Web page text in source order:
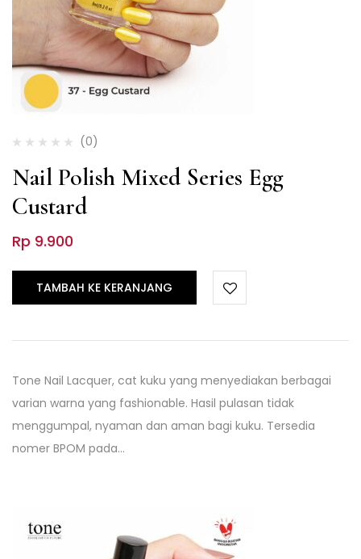
(0)
Nail Polish Mixed Series Egg
Custard
Rp 9.900
TAMBAH KE KERANJANG
Tone Nail Lacquer, cat kuku yang menyediakan berbagai
varian warna yang fashionable. Hasil pulasan tidak
menggumpal, nyaman dan aman bagi kuku. Tersedia
nomer BPOM pada…